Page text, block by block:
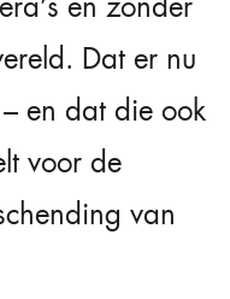
Dat er nu
en dat die ook
voor de
van